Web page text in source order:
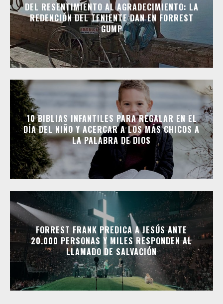
DEL RESENTIMIENTO AL AGRADECIMIENTO: LA
REDENCIÓN DEL TENIENTE DAN EN FORREST
GUMP
10 BIBLIAS INFANTILES PARA REGALAR EN EL
DÍA DEL NIÑO Y ACERCAR A LOS MÁS CHICOS A
LA PALABRA DE DIOS
FORREST FRANK PREDICA A JESÚS ANTE
20.000 PERSONAS Y MILES RESPONDEN AL
LLAMADO DE SALVACIÓN